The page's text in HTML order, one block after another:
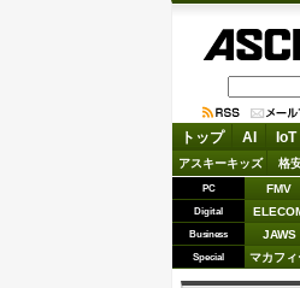
トップ AI IoT
アスキーキッズ 格
PC FMV
Digital
Business JAWS
Special マカフィ